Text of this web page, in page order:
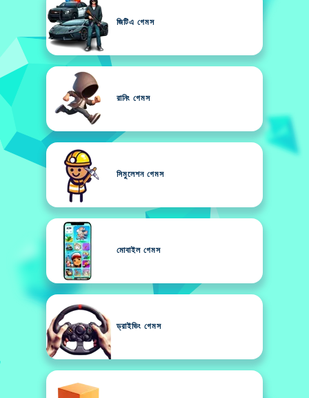
জিটিএ গেমস
রানিং গেমস
সিমুলেশন গেমস
মোবাইল গেমস
ড্রাইভিং গেমস